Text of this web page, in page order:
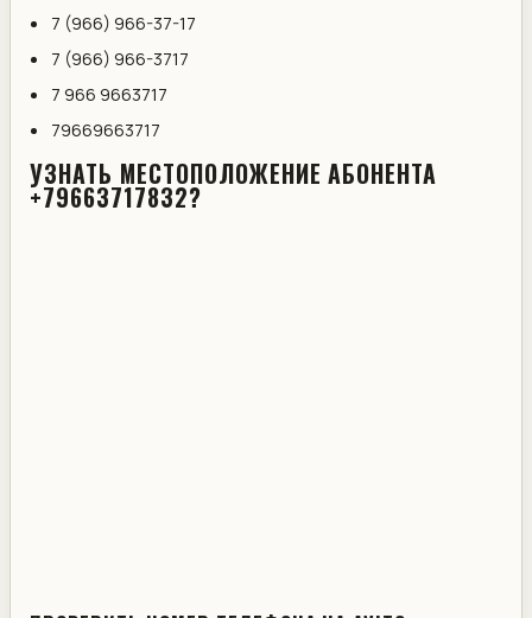
7 (966) 966-37-17
7 (966) 966-3717
7 966 9663717
79669663717
УЗНАТЬ МЕСТОПОЛОЖЕНИЕ АБОНЕНТА
+79663717832?